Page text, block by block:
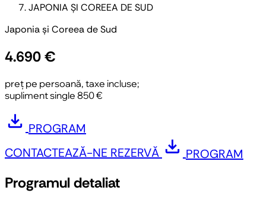
JAPONIA ȘI COREEA DE SUD
Japonia și Coreea de Sud
4.690 €
preț pe persoană, taxe incluse;
supliment single 850 €
download PROGRAM
CONTACTEAZĂ-NE REZERVĂ download PROGRAM
Programul detaliat